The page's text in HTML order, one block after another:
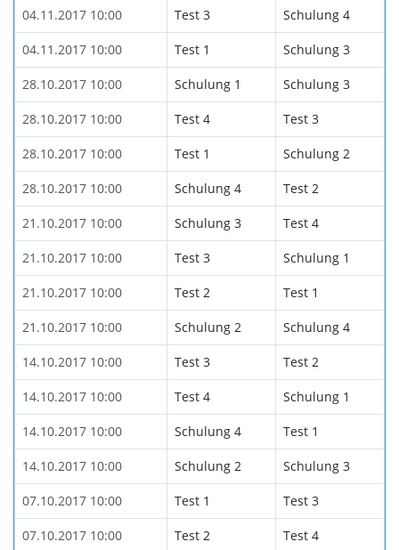
04.11.2017 10:00 Test 3 Schulung 4
04.11.2017 10:00 Test 1 Schulung 3
28.10.2017 10:00 Schulung 1 Schulung 3
28.10.2017 10:00 Test 4 Test 3
28.10.2017 10:00 Test 1 Schulung 2
28.10.2017 10:00 Schulung 4 Test 2
21.10.2017 10:00 Schulung 3 Test 4
21.10.2017 10:00 Test 3 Schulung 1
21.10.2017 10:00 Test 2 Test 1
21.10.2017 10:00 Schulung 2 Schulung 4
14.10.2017 10:00 Test 3 Test 2
14.10.2017 10:00 Test 4 Schulung 1
14.10.2017 10:00 Schulung 4 Test 1
14.10.2017 10:00 Schulung 2 Schulung 3
07.10.2017 10:00 Test 1 Test 3
07.10.2017 10:00 Test 2 Test 4